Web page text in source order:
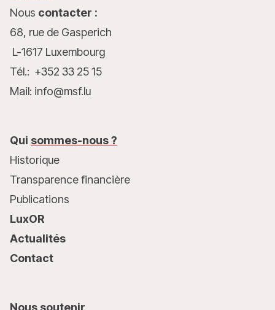
Nous contacter :
68, rue de Gasperich
L-1617 Luxembourg
Tél.: +352 33 25 15
Mail: info@msf.lu
Qui sommes-nous ?
Historique
Transparence financière
Publications
LuxOR
Actualités
Contact
Nous soutenir